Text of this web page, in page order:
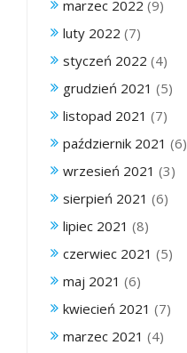
marzec 2022 (9)
luty 2022 (7)
styczeń 2022 (4)
grudzień 2021 (5)
listopad 2021 (7)
październik 2021 (6)
wrzesień 2021 (3)
sierpień 2021 (6)
lipiec 2021 (8)
czerwiec 2021 (5)
maj 2021 (6)
kwiecień 2021 (7)
marzec 2021 (4)